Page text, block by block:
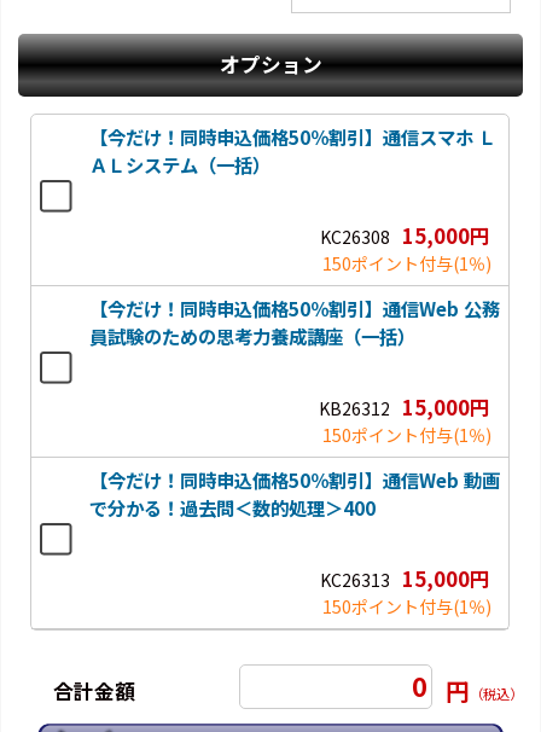
オプション
【今だけ！同時申込価格50％割引】通信スマホ Ｌ
ＡＬシステム（一括）
KC26308 15,000円
150ポイント付与(1％)
【今だけ！同時申込価格50％割引】通信Web 公務
員試験のための思考力養成講座（一括）
KB26312 15,000円
150ポイント付与(1％)
【今だけ！同時申込価格50％割引】通信Web 動画
で分かる！過去問＜数的処理＞400
KC26313 15,000円
150ポイント付与(1％)
合計金額 0 円 （税込）